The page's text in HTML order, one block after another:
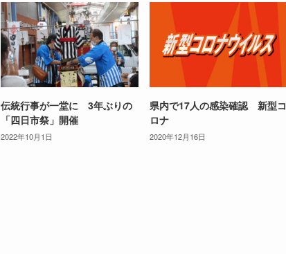
伝統行事が一堂に 3年ぶりの
「四日市祭」開催
2022年10月1日
県内で17人の感染確認 新型コ
ロナ
2020年12月16日